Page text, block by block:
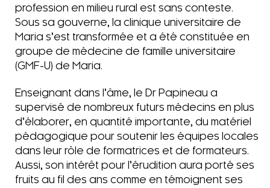
profession en milieu rural est sans conteste.
Sous sa gouverne, la clinique universitaire de
Maria s’est transformée et a été constituée en
groupe de médecine de famille universitaire
(GMF-U) de Maria.
Enseignant dans l’âme, le Dr Papineau a
supervisé de nombreux futurs médecins en plus
d’élaborer, en quantité importante, du matériel
pédagogique pour soutenir les équipes locales
dans leur rôle de formatrices et de formateurs.
Aussi, son intérêt pour l’érudition aura porté ses
fruits au fil des ans comme en témoignent ses